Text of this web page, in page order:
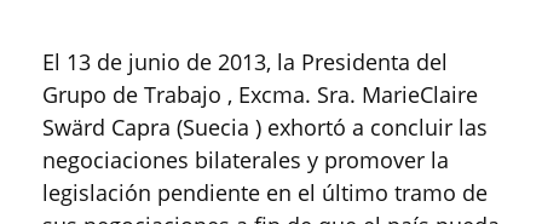
El 13 de junio de 2013, la Presidenta del
Grupo de Trabajo , Excma. Sra. MarieClaire
Swärd Capra (Suecia ) exhortó a concluir las
negociaciones bilaterales y promover la
legislación pendiente en el último tramo de